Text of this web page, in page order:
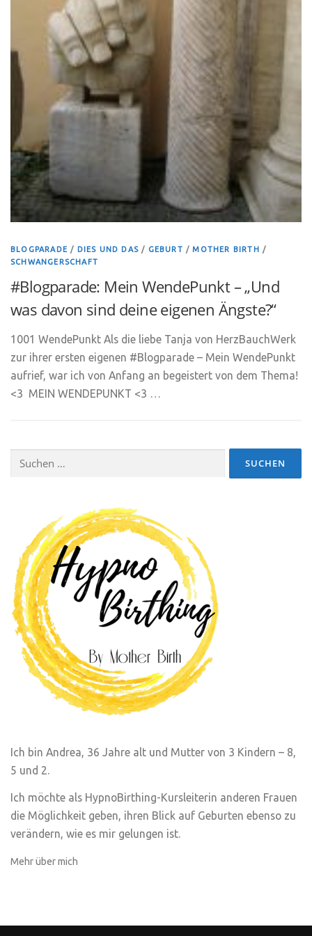
BLOGPARADE / DIES UND DAS / GEBURT /MOTHER BIRTH /
SCHWANGERSCHAFT
#Blogparade: Mein WendePunkt – „Und
was davon sind deine eigenen Ängste?“
1001 WendePunkt Als die liebe Tanja von HerzBauchWerk
zur ihrer ersten eigenen #Blogparade – Mein WendePunkt
aufrief, war ich von Anfang an begeistert von dem Thema!
<3 MEIN WENDEPUNKT <3 …
Suchen
Ich bin Andrea, 36 Jahre alt und Mutter von 3 Kindern – 8,
5 und 2.
Ich möchte als HypnoBirthing-Kursleiterin anderen Frauen
die Möglichkeit geben, ihren Blick auf Geburten ebenso zu
verändern, wie es mir gelungen ist.
Mehr über mich